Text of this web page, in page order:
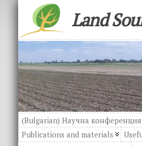
Land
(Bulgarian) Научна конференция
Publications and materials